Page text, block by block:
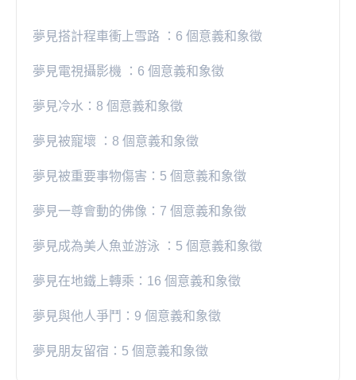
夢見搭計程車衝上雪路 ：6 個意義和象徵
夢見電視攝影機 ：6 個意義和象徵
夢見冷水：8 個意義和象徵
夢見被寵壞 ：8 個意義和象徵
夢見被重要事物傷害：5 個意義和象徵
夢見一尊會動的佛像：7 個意義和象徵
夢見成為美人魚並游泳 ：5 個意義和象徵
夢見在地鐵上轉乘：16 個意義和象徵
夢見與他人爭鬥：9 個意義和象徵
夢見朋友留宿：5 個意義和象徵